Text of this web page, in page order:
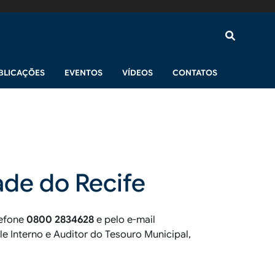
EVENTOS VÍDEOS CONTATOS
do Recife
0800 2834628 e pelo e-mail
Interno e Auditor do Tesouro Municipal,